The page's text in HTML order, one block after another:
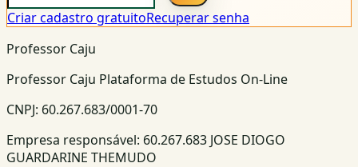
Criar cadastro gratuitoRecuperar senha
Professor Caju
Professor Caju Plataforma de Estudos On-Line
CNPJ: 60.267.683/0001-70
Empresa responsável: 60.267.683 JOSE DIOGO
GUARDARINE THEMUDO